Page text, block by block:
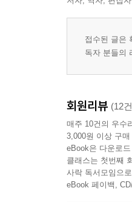
접수된 글은
독자 분들의
회원리뷰 (12
매주 10건의 우수
3,000원 이상 구
eBook은 다운로
클래스는 첫번째
사락 독서모임으
eBook 페이백,